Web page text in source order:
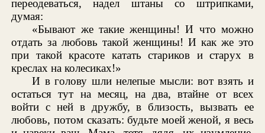
переодеваться, надел штаны со штрипками,
думая:
«Бывают же такие женщины! И что можно
отдать за любовь такой женщины! И как же это
при такой красоте катать стариков и старух в
креслах на колесиках!»
И в голову шли нелепые мысли: вот взять и
остаться тут на месяц, на два, втайне от всех
войти с ней в дружбу, в близость, вызвать ее
любовь, потом сказать: будьте моей женой, я весь